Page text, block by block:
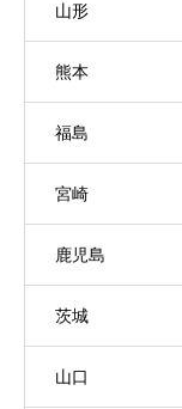
山形
熊本
福島
宮崎
鹿児島
茨城
山口